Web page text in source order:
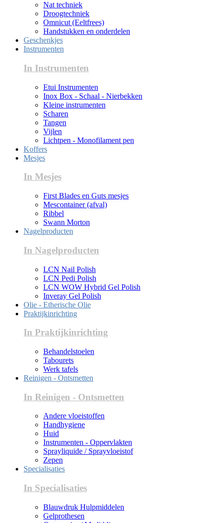
Nat techniek
Droogtechniek
Omnicut (Eeltfrees)
Handstukken en onderdelen
Geschenkjes
Instrumenten
In Instrumenten
Etui Instrumenten
Inox Box - Schaal - Nierbekken
Kleine instrumenten
Scharen
Tangen
Vijlen
Lichtpen - Monofilament pen
Koffers
Mesjes
In Mesjes
First Blades en Guts mesjes
Mescontainer (afval)
Ribbel
Swann Morton
Nagelproducten
In Nagelproducten
LCN Nail Polish
LCN Pedi Polish
LCN WOW Hybrid Gel Polish
Inveray Gel Polish
Olie - Etherische Olie
Praktijkinrichting
In Praktijkinrichting
Behandelstoelen
Tabourets
Werk tafels
Reinigen - Ontsmetten
In Reinigen - Ontsmetten
Andere vloeistoffen
Handhygiene
Huid
Instrumenten - Oppervlakten
Sprayliquide / Sprayvloeistof
Zepen
Specialisaties
In Specialisaties
Blauwdruk Hulpmiddelen
Gelprothesen